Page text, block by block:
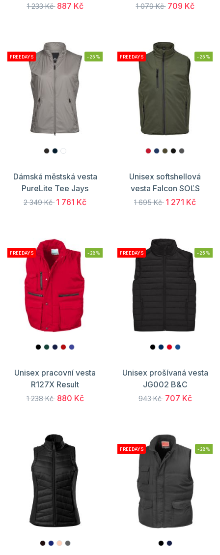
1 233 Kč 887 Kč 1 079 Kč 709 Kč
FREEDAYS -25%
Dámská městská vesta
PureLite Tee Jays
2 349 Kč 1 761 Kč
FREEDAYS -25%
Unisex softshellová
vesta Falcon SOĽS
1 695 Kč 1 271 Kč
FREEDAYS -28%
Unisex pracovní vesta
R127X Result
1 238 Kč 880 Kč
FREEDAYS -25%
Unisex prošívaná vesta
JG002 B&C
943 Kč 707 Kč
FREEDAYS -28%